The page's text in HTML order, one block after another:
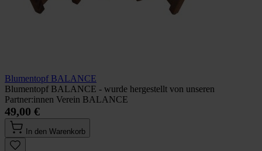
Blumentopf BALANCE
Blumentopf BALANCE - wurde hergestellt von unseren
Partner:innen Verein BALANCE
49,00 €
In den Warenkorb